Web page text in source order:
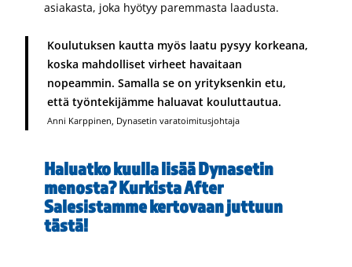
asiakasta, joka hyötyy paremmasta laadusta.
Koulutuksen kautta myös laatu pysyy korkeana,
koska mahdolliset virheet havaitaan
nopeammin. Samalla se on yrityksenkin etu,
että työntekijämme haluavat kouluttautua.
Anni Karppinen, Dynasetin varatoimitusjohtaja
Haluatko kuulla lisää Dynasetin
menosta?Kurkista After
Salesistamme kertovaan juttuun
tästä!